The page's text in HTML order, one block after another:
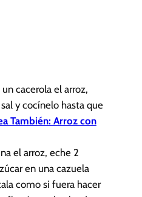
cacerola el arroz,
y cocínelo hasta que
También: Arroz con
el arroz, eche 2
en una cazuela
como si fuera hacer